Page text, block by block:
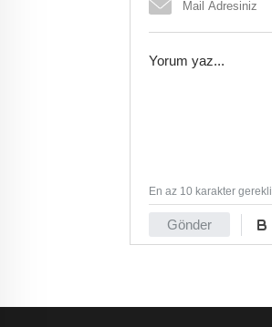
Gönder
En az 10 karakter gerekli